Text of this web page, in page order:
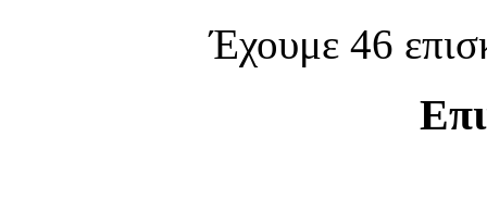
Έχουμε 46